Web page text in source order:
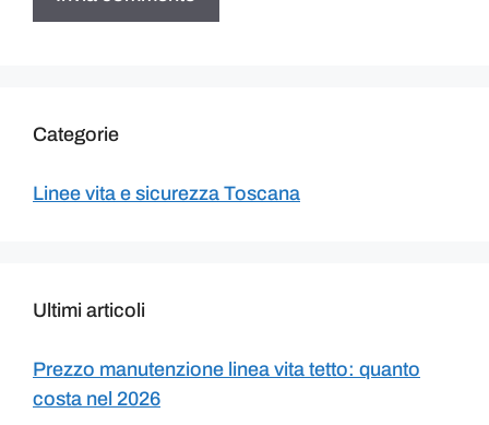
Categorie
Linee vita e sicurezza Toscana
Ultimi articoli
Prezzo manutenzione linea vita tetto: quanto
costa nel 2026